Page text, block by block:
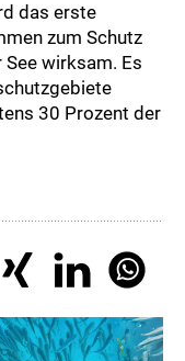
das erste
zum Schutz
wirksam. Es
30 Prozent der